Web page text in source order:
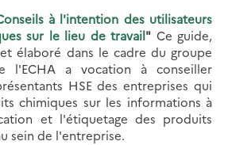
à l'intention des utilisateurs
sur le lieu de travail" Ce guide,
élaboré dans le cadre du groupe
l'ECHA a vocation à conseiller
HSE des entreprises qui
chimiques sur les informations à
et l'étiquetage des produits
sein de l'entreprise.